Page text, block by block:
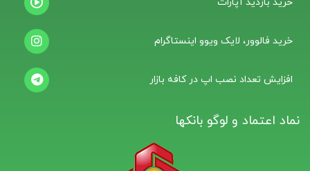
خرید فالوور، لایک ویوو اینستاگرام
افزایش تعداد نصب اپ در کافه بازار
نماد اعتماد و لوگو بانکها